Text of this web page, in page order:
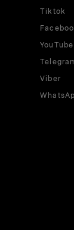
Tiktok
YouTube
Viber